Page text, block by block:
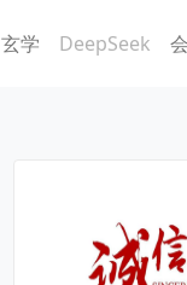
玄学 DeepSeek